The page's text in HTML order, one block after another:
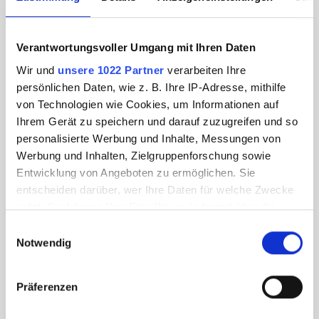
Verantwortungsvoller Umgang mit Ihren Daten
Wir und unsere 1022 Partner verarbeiten Ihre
persönlichen Daten, wie z. B. Ihre IP-Adresse, mithilfe
von Technologien wie Cookies, um Informationen auf
Ihrem Gerät zu speichern und darauf zuzugreifen und so
personalisierte Werbung und Inhalte, Messungen von
Werbung und Inhalten, Zielgruppenforschung sowie
Entwicklung von Angeboten zu ermöglichen. Sie
entscheiden darüber, wer Ihre Daten für welche Zwecke
nutzt. Sie können Ihre Einwilligung jederzeit über die
Trigger Symbol ändern oder widerrufen
Informationen über Ihre geografische Lage
Notwendig
Präferenzen